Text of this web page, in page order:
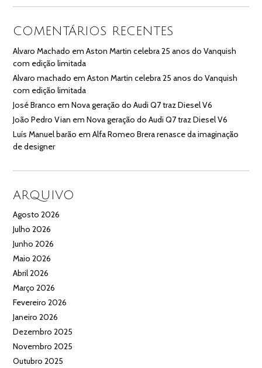
COMENTÁRIOS RECENTES
Alvaro Machado emAston Martin celebra 25 anos do Vanquish
com edição limitada
Alvaro machado emAston Martin celebra 25 anos do Vanquish
com edição limitada
José Branco emNova geração do Audi Q7 traz Diesel V6
João Pedro Vian emNova geração do Audi Q7 traz Diesel V6
Luís Manuel barão emAlfa Romeo Brera renasce da imaginação
de designer
ARQUIVO
Agosto 2026
Julho 2026
Junho 2026
Maio 2026
Abril 2026
Março 2026
Fevereiro 2026
Janeiro 2026
Dezembro 2025
Novembro 2025
Outubro 2025